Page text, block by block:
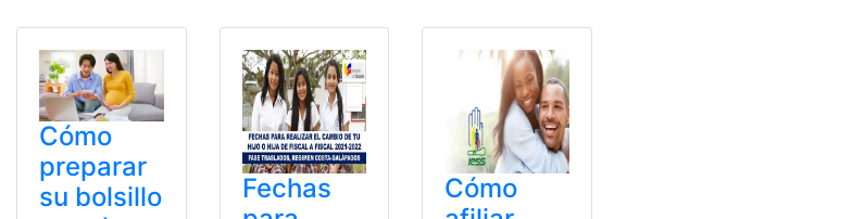
Cómo
preparar
su bolsillo
Fechas
Cómo